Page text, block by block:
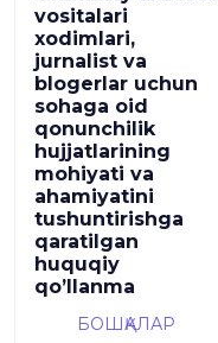
vositalari
xodimlari,
jurnalist va
blogerlar uchun
sohaga oid
qonunchilik
hujjatlarining
mohiyati va
ahamiyatini
tushuntirishga
qaratilgan
huquqiy
qoʼllanma
БОШҚАЛАР